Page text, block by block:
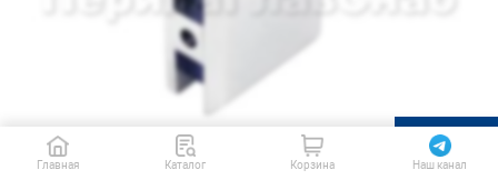
t730 PZn 2 060 ₸/шт
Главная Каталог Корзина Наш канал